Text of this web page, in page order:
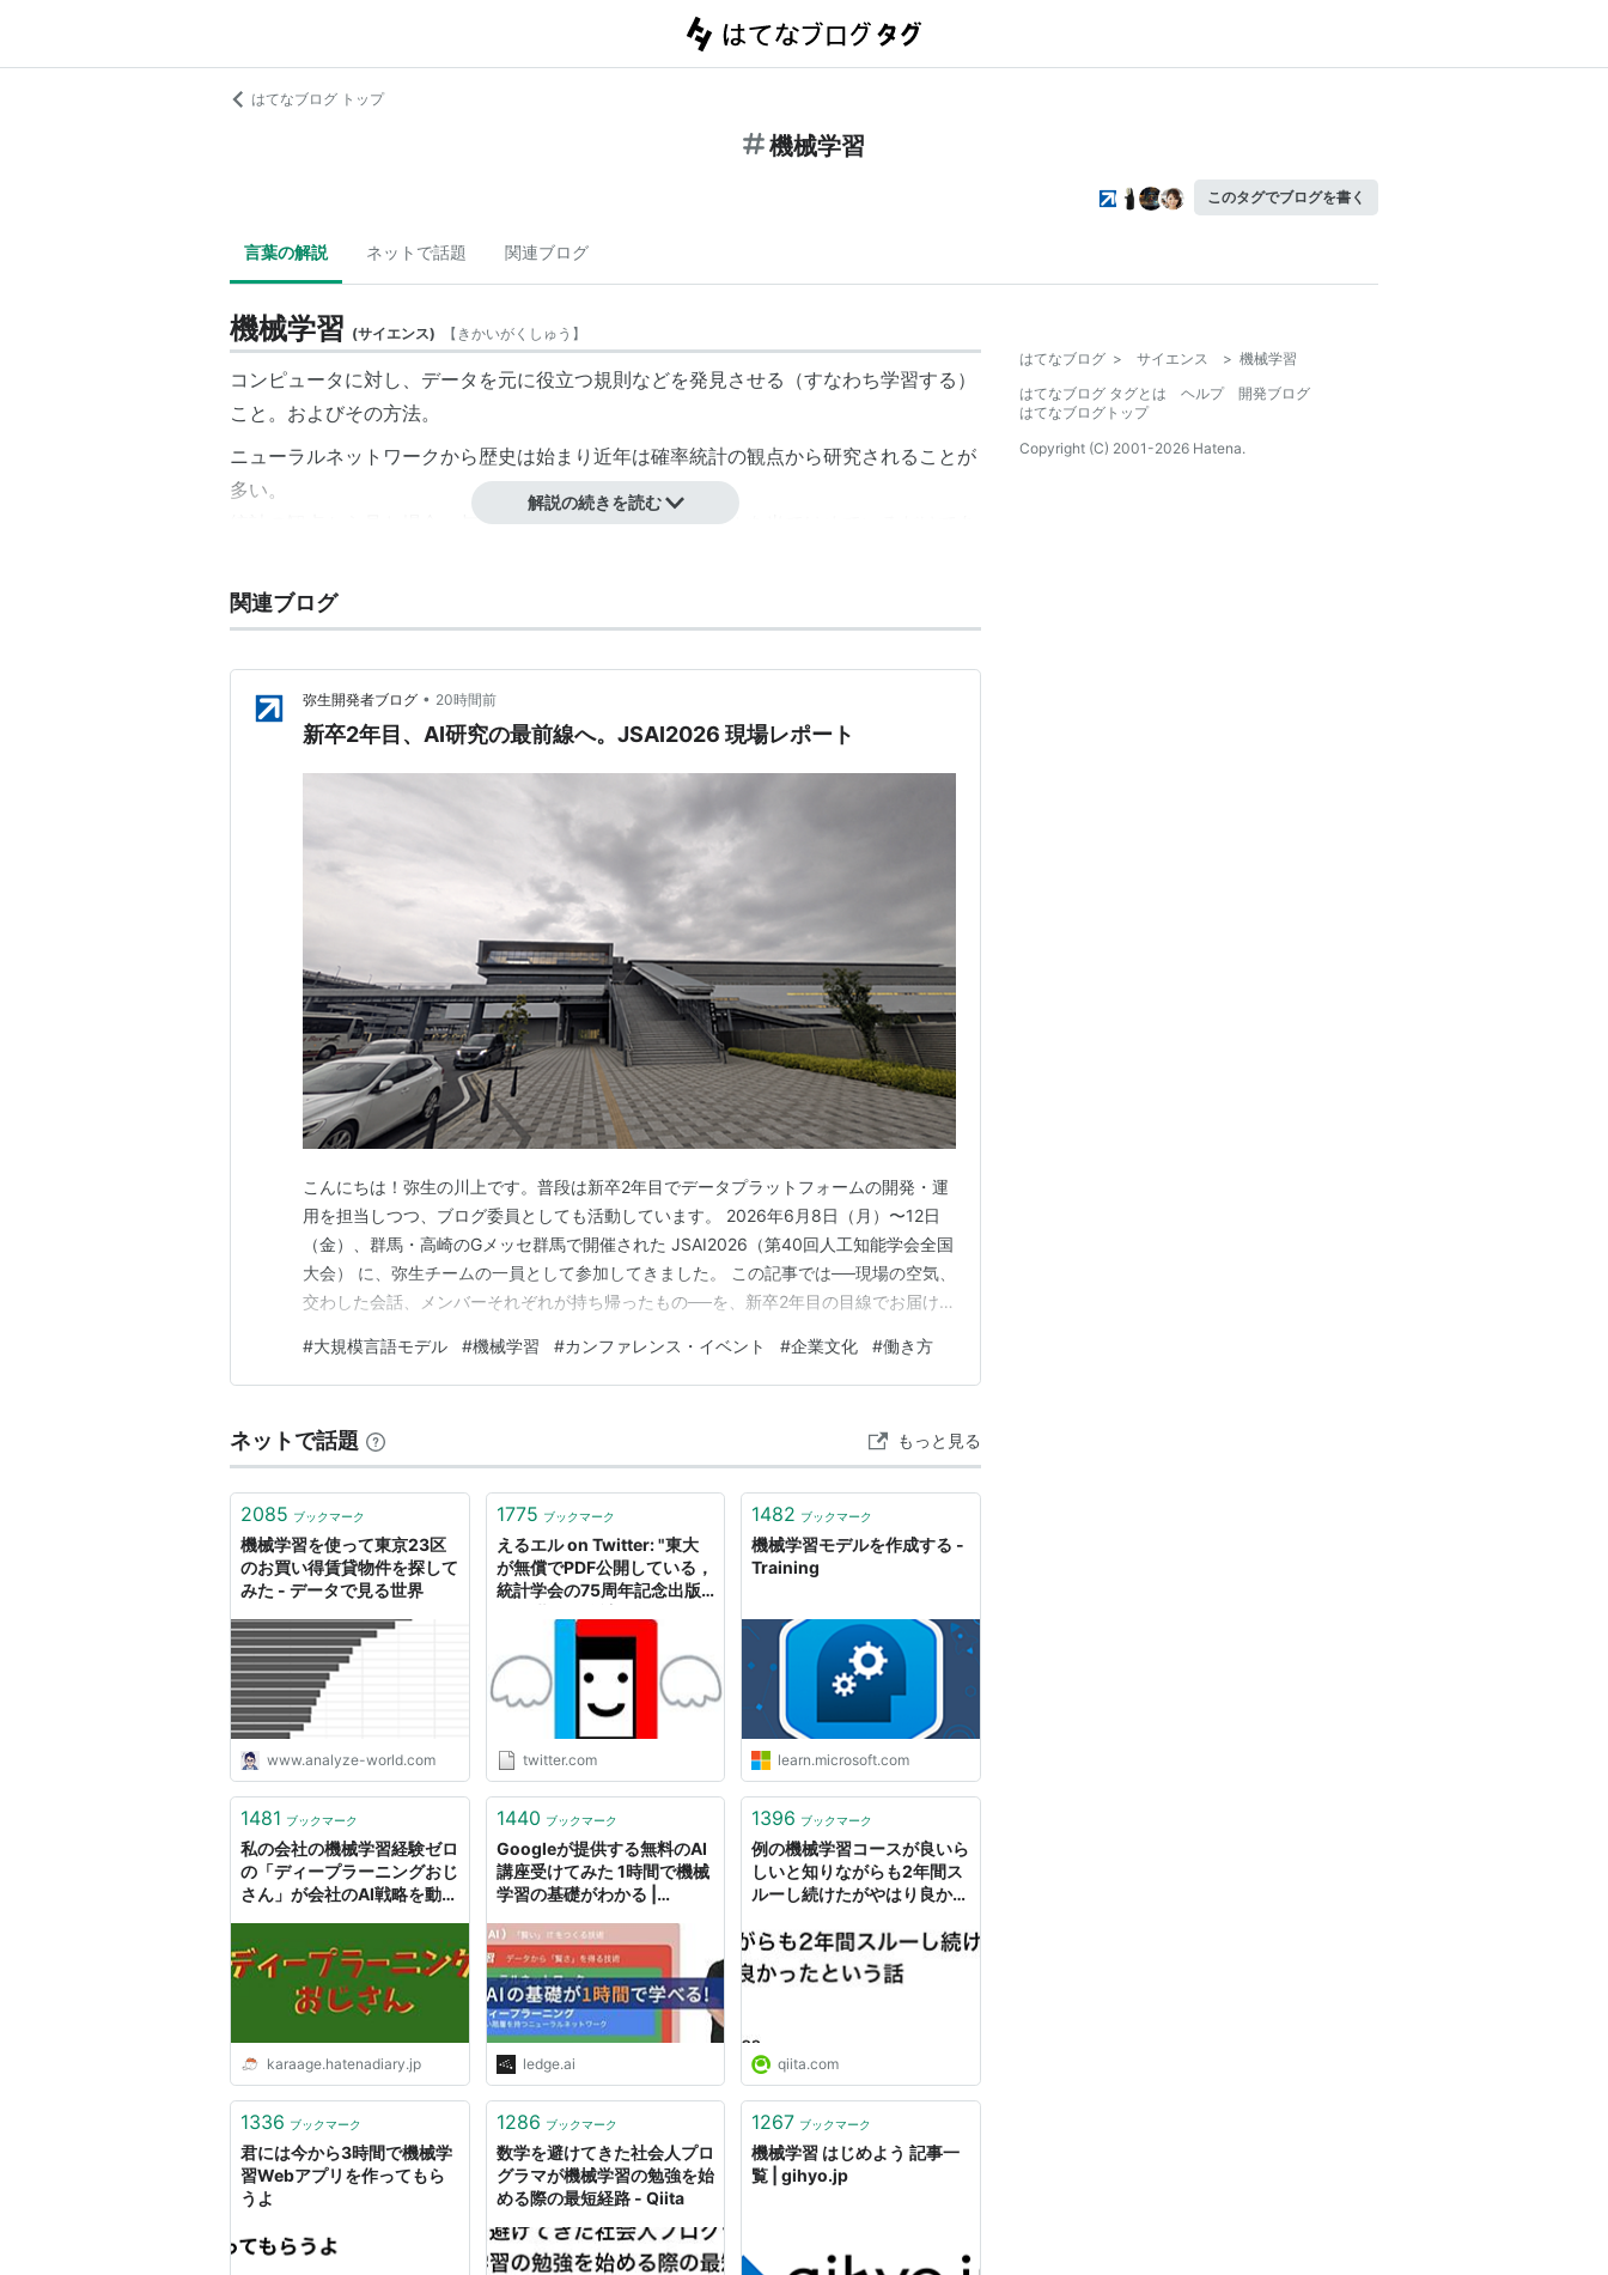
はてなブログ トップ
機械学習
このタグでブログを書く
言葉の解説 ネットで話題 関連ブログ
機械学習 (サイエンス) 【 きかいがくしゅう 】
コンピュータに対し、データを元に役立つ規則などを発見させる（すなわち学習する）
こと。およびその方法。
ニューラルネットワークから歴史は始まり近年は確率統計の観点から研究されることが
多い。
統計の観点から見た場合、与えられたデータに対してモデルを当てはめているだけであ
モデルが複雑である点で従来の統計学と異なっている。
以下、有名な確率モデル
support vector machine
解説の続きを読む
関連ブログ
弥生開発者ブログ • 20時間前
新卒2年目、AI研究の最前線へ。JSAI2026 現場レポート
こんにちは！弥生の川上です。普段は新卒2年目でデータプラットフォームの開発・運
用を担当しつつ、ブログ委員としても活動しています。 2026年6月8日（月）〜12日
（金）、群馬・高崎のGメッセ群馬で開催された JSAI2026（第40回人工知能学会全国
大会） に、弥生チームの一員として参加してきました。 この記事では──現場の空気、
交わした会話、メンバーそれぞれが持ち帰ったもの──を、新卒2年目の目線でお届けし
き、最後に5日間を通して感じたことまとめてお伝えできればと思います！ JSAI2026
とは？──まずは全体像か…
#大規模言語モデル #機械学習 #カンファレンス・イベント #企業文化 #働き方
ネットで話題 もっと見る
2085 ブックマーク
機械学習を使って東京23区
のお買い得賃貸物件を探して
みた - データで見る世界
www.analyze-world.com
1775 ブックマーク
えるエル on Twitter: "東大
が無償でPDF公開している，
統計学会の75周年記念出版
1と2は実際の統計データを
用いて，各事例への統計学の
応用手法，3は機械学習の人
なら馴染み深い統計計算を解
りは，この3…
https://t.co/w2cSVIxmUI"
twitter.com
1482 ブックマーク
機械学習モデルを作成する -
Training
learn.microsoft.com
1481 ブックマーク
私の会社の機械学習経験ゼロ
の「ディープラーニングおじ
さん」が会社のAI戦略を動か
げ]
karaage.hatenadiary.jp
1440 ブックマーク
Googleが提供する無料のAI
講座受けてみた 1時間で機械
学習の基礎がわかる |
ledge.ai
1396 ブックマーク
例の機械学習コースが良いら
しいと知りながらも2年間ス
ルーし続けたがやはり良かっ
qiita.com
1336 ブックマーク
君には今から3時間で機械学
習Webアプリを作ってもら
うよ
1286 ブックマーク
数学を避けてきた社会人プロ
グラマが機械学習の勉強を始
める際の最短経路 - Qiita
1267 ブックマーク
機械学習 はじめよう 記事一
覧 | gihyo.jp
はてなブログ > サイエンス > 機械学習
はてなブログ タグとは
ヘルプ
開発ブログ
はてなブログトップ
Copyright (C) 2001-2026 Hatena.